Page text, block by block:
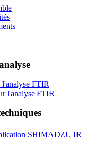
l'analyse FTIR
l'analyse FTIR
SHIMADZU IR